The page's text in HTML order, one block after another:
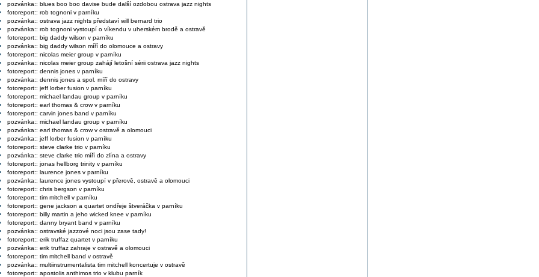
pozvánka:: blues boo boo davise bude další ozdobou ostrava jazz nights
fotoreport:: rob tognoni v parníku
pozvánka:: ostrava jazz nights představí will bernard trio
pozvánka:: rob tognoni vystoupí o víkendu v uherském brodě a ostravě
fotoreport:: big daddy wilson v parníku
pozvánka:: big daddy wilson míří do olomouce a ostravy
fotoreport:: nicolas meier group v parníku
pozvánka:: nicolas meier group zahájí letošní sérii ostrava jazz nights
fotoreport:: dennis jones v parníku
pozvánka:: dennis jones a spol. míří do ostravy
fotoreport:: jeff lorber fusion v parníku
fotoreport:: michael landau group v parníku
fotoreport:: earl thomas & crow v parníku
fotoreport:: carvin jones band v parníku
pozvánka:: michael landau group v parníku
pozvánka:: earl thomas & crow v ostravě a olomouci
pozvánka:: jeff lorber fusion v parníku
fotoreport:: steve clarke trio v parníku
pozvánka:: steve clarke trio míří do zlína a ostravy
fotoreport:: jonas hellborg trinity v parníku
fotoreport:: laurence jones v parníku
pozvánka:: laurence jones vystoupí v přerově, ostravě a olomouci
fotoreport:: chris bergson v parníku
fotoreport:: tim mitchell v parníku
fotoreport:: gene jackson a quartet ondřeje štveráčka v parníku
fotoreport:: billy martin a jeho wicked knee v parníku
fotoreport:: danny bryant band v parníku
pozvánka:: ostravské jazzové noci jsou zase tady!
fotoreport:: erik truffaz quartet v parníku
pozvánka:: erik truffaz zahraje v ostravě a olomouci
fotoreport:: tim mitchell band v ostravě
pozvánka:: multiinstrumentalista tim mitchell koncertuje v ostravě
fotoreport:: apostolis anthimos trio v klubu parník